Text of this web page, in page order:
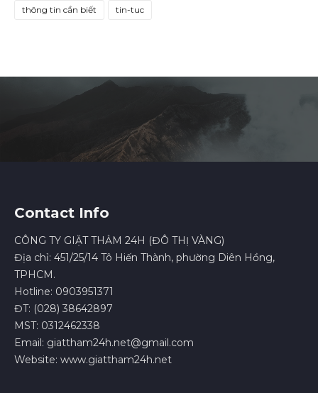
thông tin cần biết tin-tuc
Contact Info
CÔNG TY GIẶT THẢM 24H (ĐÔ THỊ VÀNG)
Địa chỉ: 451/25/14 Tô Hiến Thành, phường Diên Hồng,
TPHCM.
Hotline: 0903951371
ĐT: (028) 38642897
MST: 0312462338
Email: giattham24h.net@gmail.com
Website: www.giattham24h.net